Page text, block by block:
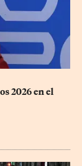
2026 en el